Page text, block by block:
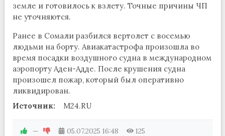
земле и готовилось к взлету. Точные причины ЧП
не уточняются.
Ранее в Сомали разбился вертолет с восемью
людьми на борту. Авиакатастрофа произошла во
время посадки воздушного судна в международном
аэропорту Аден-Адде. После крушения судна
произошел пожар, который был оперативно
ликвидирован.
Источник:
M24.RU
— 05.07.2025 16:48 125